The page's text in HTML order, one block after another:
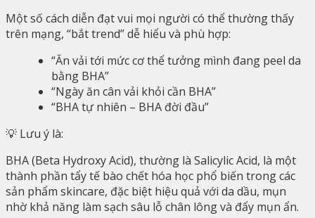
Một số cách diễn đạt vui mọi người có thể thường thấy
trên mạng, “bắt trend” dễ hiểu và phù hợp:
“Ăn vải tới mức cơ thể tưởng mình đang peel da
bằng BHA”
“Ngày ăn cân vải khỏi cần BHA”
“BHA tự nhiên – BHA đời đầu”
💡 Lưu ý là:
BHA (Beta Hydroxy Acid), thường là Salicylic Acid, là một
thành phần tẩy tế bào chết hóa học phổ biến trong các
sản phẩm skincare, đặc biệt hiệu quả với da dầu, mụn
nhờ khả năng làm sạch sâu lỗ chân lông và đẩy mụn ẩn.